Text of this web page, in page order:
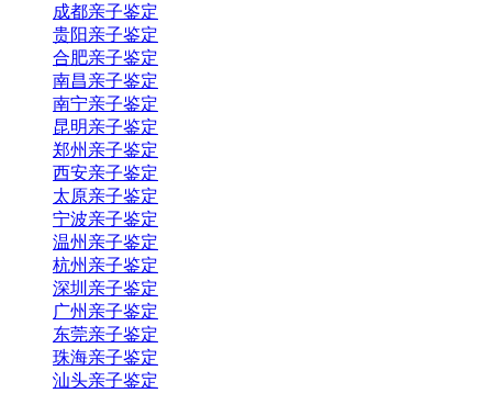
成都亲子鉴定
贵阳亲子鉴定
合肥亲子鉴定
南昌亲子鉴定
南宁亲子鉴定
昆明亲子鉴定
郑州亲子鉴定
西安亲子鉴定
太原亲子鉴定
宁波亲子鉴定
温州亲子鉴定
杭州亲子鉴定
深圳亲子鉴定
广州亲子鉴定
东莞亲子鉴定
珠海亲子鉴定
汕头亲子鉴定